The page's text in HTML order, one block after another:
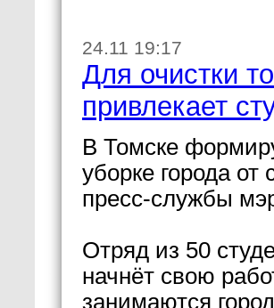
24.11 19:17
Для очистки
привлекает
В Томске
уборке города
пресс-службы
Отряд из 50
начнёт свою
занимаются